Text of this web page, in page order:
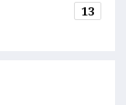
13